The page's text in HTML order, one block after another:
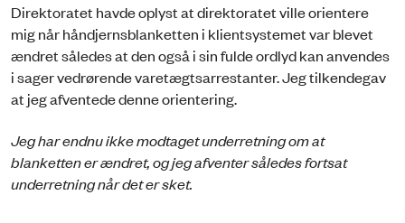
Direktoratet havde oplyst at direktoratet ville orientere
mig når håndjernsblanketten i klientsystemet var blevet
ændret således at den også i sin fulde ordlyd kan anvendes
i sager vedrørende varetægtsarrestanter. Jeg tilkendegav
at jeg afventede denne orientering.
Jeg har endnu ikke modtaget underretning om at
blanketten er ændret, og jeg afventer således fortsat
underretning når det er sket.